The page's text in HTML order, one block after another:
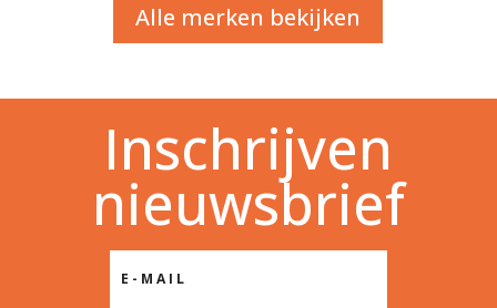
Alle merken bekijken
Inschrijven
nieuwsbrief